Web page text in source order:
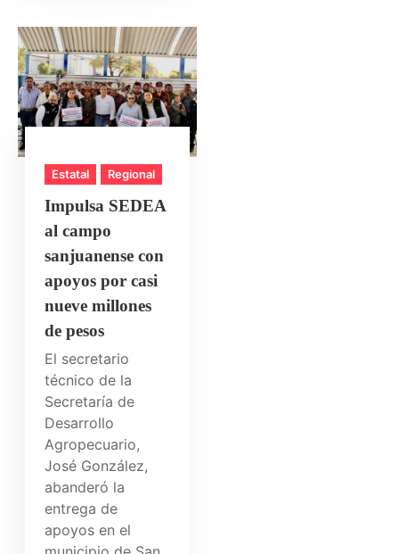
Estatal Regional
Impulsa SEDEA
al campo
sanjuanense con
apoyos por casi
nueve millones
de pesos
El secretario
técnico de la
Secretaría de
Desarrollo
Agropecuario,
José González,
abanderó la
entrega de
apoyos en el